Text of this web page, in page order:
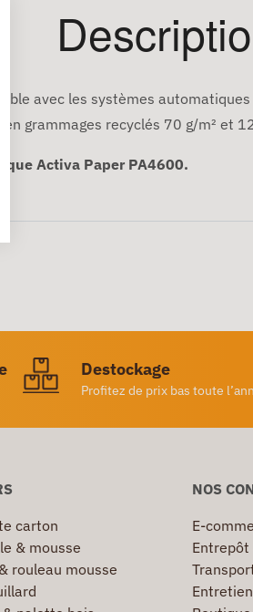
avec les systèmes
grammages recyclés 70 g/m² et
Activa Paper PA4600.
Destockage
Profitez de prix bas toute
carton
& mousse
rouleau mousse
NOS
E-
Entrepôt